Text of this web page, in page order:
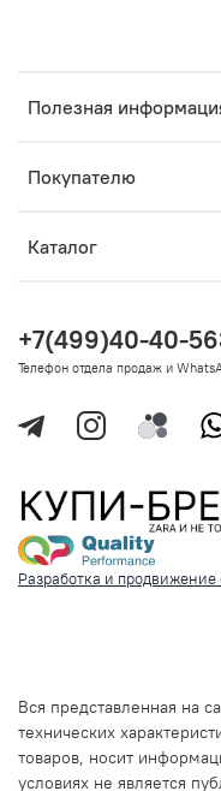
Полезная
Покупателю
Каталог
+7(499)40-40-
Телефон отдела продаж и
Разработка и продвижение
Вся представленная на
технических
товаров, носит
условиях не является